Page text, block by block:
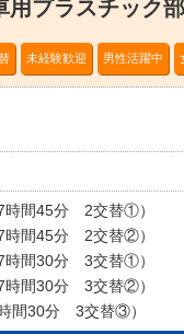
プラスチック
未経験歓迎 男性活躍中
時間45分 2交替①）
時間45分 2交替②）
時間30分 3交替①）
時間30分 3交替②）
間30分 3交替③）